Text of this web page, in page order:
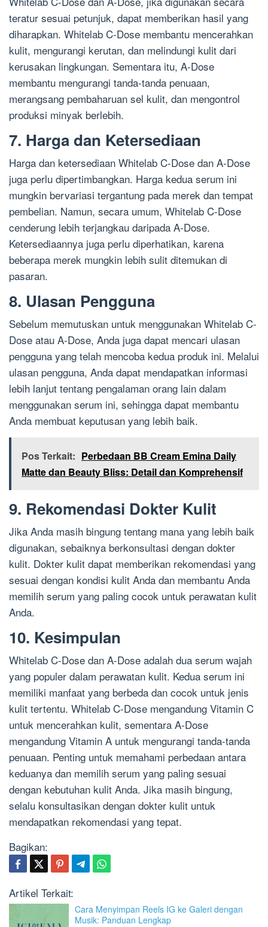
teratur sesuai petunjuk, dapat memberikan hasil yang
diharapkan. Whitelab C-Dose membantu mencerahkan
kulit, mengurangi kerutan, dan melindungi kulit dari
kerusakan lingkungan. Sementara itu, A-Dose
membantu mengurangi tanda-tanda penuaan,
merangsang pembaharuan sel kulit, dan mengontrol
produksi minyak berlebih.
7. Harga dan Ketersediaan
Harga dan ketersediaan Whitelab C-Dose dan A-Dose
juga perlu dipertimbangkan. Harga kedua serum ini
mungkin bervariasi tergantung pada merek dan tempat
pembelian. Namun, secara umum, Whitelab C-Dose
cenderung lebih terjangkau daripada A-Dose.
Ketersediaannya juga perlu diperhatikan, karena
beberapa merek mungkin lebih sulit ditemukan di
pasaran.
8. Ulasan Pengguna
Sebelum memutuskan untuk menggunakan Whitelab C-
Dose atau A-Dose, Anda juga dapat mencari ulasan
pengguna yang telah mencoba kedua produk ini. Melalui
ulasan pengguna, Anda dapat mendapatkan informasi
lebih lanjut tentang pengalaman orang lain dalam
menggunakan serum ini, sehingga dapat membantu
Anda membuat keputusan yang lebih baik.
Pos Terkait: Perbedaan BB Cream Emina Daily
Matte dan Beauty Bliss: Detail dan Komprehensif
9. Rekomendasi Dokter Kulit
Jika Anda masih bingung tentang mana yang lebih baik
digunakan, sebaiknya berkonsultasi dengan dokter
kulit. Dokter kulit dapat memberikan rekomendasi yang
sesuai dengan kondisi kulit Anda dan membantu Anda
memilih serum yang paling cocok untuk perawatan kulit
Anda.
10. Kesimpulan
Whitelab C-Dose dan A-Dose adalah dua serum wajah
yang populer dalam perawatan kulit. Kedua serum ini
memiliki manfaat yang berbeda dan cocok untuk jenis
kulit tertentu. Whitelab C-Dose mengandung Vitamin C
untuk mencerahkan kulit, sementara A-Dose
mengandung Vitamin A untuk mengurangi tanda-tanda
penuaan. Penting untuk memahami perbedaan antara
keduanya dan memilih serum yang paling sesuai
dengan kebutuhan kulit Anda. Jika masih bingung,
selalu konsultasikan dengan dokter kulit untuk
mendapatkan rekomendasi yang tepat.
Bagikan:
Artikel Terkait:
Cara Menyimpan Reels IG ke Galeri dengan
Musik: Panduan Lengkap